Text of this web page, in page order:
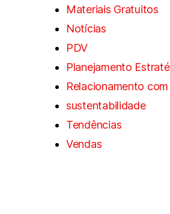
Materiais Gratuitos
Notícias
PDV
Planejamento
Relacionamento
sustentabilidade
Tendências
Vendas